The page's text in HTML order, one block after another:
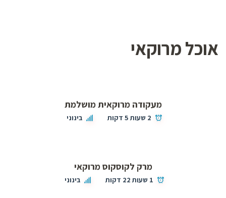
אוכל מרוקאי
מעקודה מרוקאית מושלמת
2 שעות 5 דקות בינוני
מרק לקוסקוס מרוקאי
1 שעות 22 דקות בינוני